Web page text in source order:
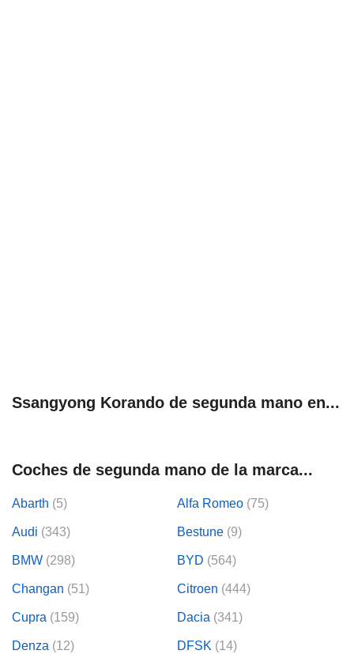
Ssangyong Korando de segunda mano en...
Coches de segunda mano de la marca...
Abarth (5) Alfa Romeo (75)
Audi (343) Bestune (9)
BMW (298) BYD (564)
Changan (51) Citroen (444)
Cupra (159) Dacia (341)
Denza (12) DFSK (14)